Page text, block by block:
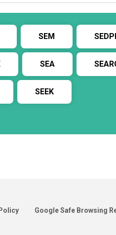
SEM
SEA
SEEK
Google Safe Browsing